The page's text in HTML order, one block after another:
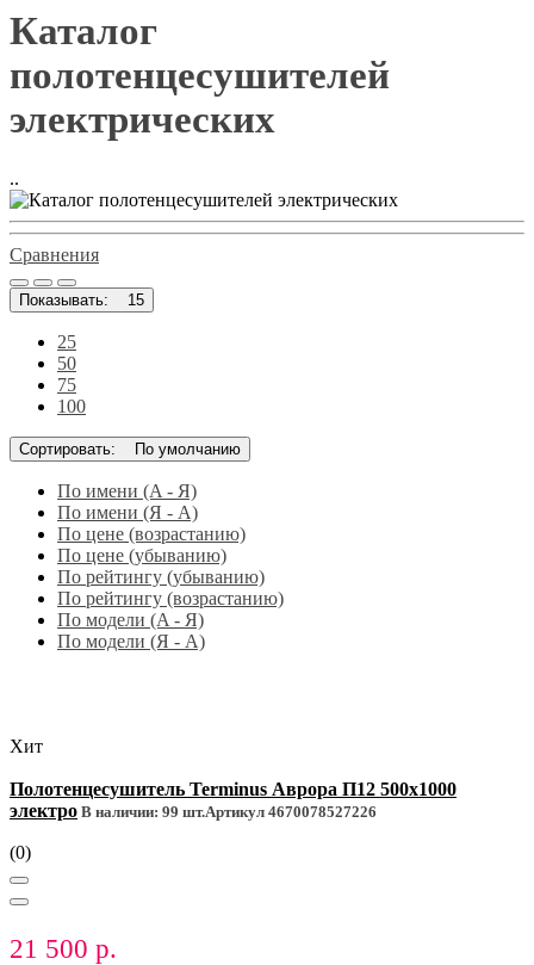
Каталог
полотенцесушителей
электрических
..
Сравнения
Показывать: 15
25
50
75
100
Сортировать: По умолчанию
По имени (A - Я)
По имени (Я - A)
По цене (возрастанию)
По цене (убыванию)
По рейтингу (убыванию)
По рейтингу (возрастанию)
По модели (A - Я)
По модели (Я - A)
Хит
Полотенцесушитель Terminus Аврора П12 500х1000
электро В наличии: 99 шт.Артикул 4670078527226
(0)
21 500 р.